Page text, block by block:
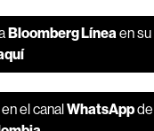
Bloomberg Línea en
el canalWhatsApp